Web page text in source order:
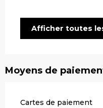
Afficher toutes
Moyens de
Cartes de paiement